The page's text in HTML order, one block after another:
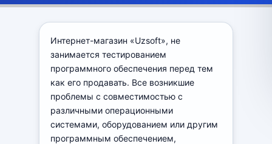
Интернет-магазин «Uzsoft», не
занимается тестированием
программного обеспечения перед тем
как его продавать. Все возникшие
проблемы с совместимостью с
различными операционными
системами, оборудованием или другим
программным обеспечением,